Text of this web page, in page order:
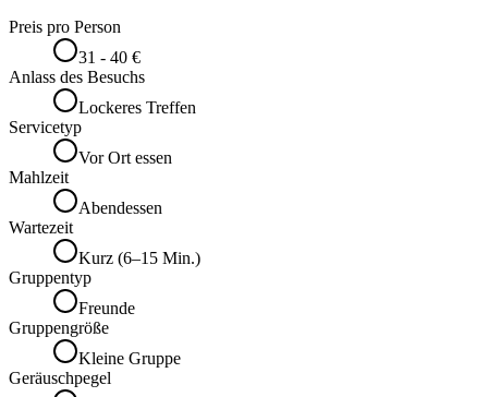
Preis pro Person
31 - 40 €
Anlass des Besuchs
Lockeres Treffen
Servicetyp
Vor Ort essen
Mahlzeit
Abendessen
Wartezeit
Kurz (6–15 Min.)
Gruppentyp
Freunde
Gruppengröße
Kleine Gruppe
Geräuschpegel